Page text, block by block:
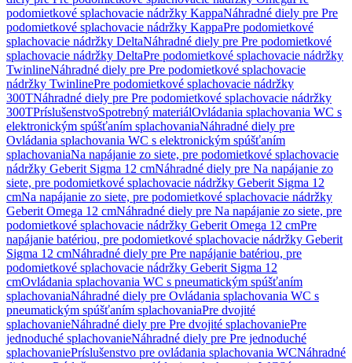
podomietkové splachovacie nádržky KappaNáhradné diely pre Pre
podomietkové splachovacie nádržky KappaPre podomietkové
splachovacie nádržky DeltaNáhradné diely pre Pre podomietkové
splachovacie nádržky DeltaPre podomietkové splachovacie nádržky
TwinlineNáhradné diely pre Pre podomietkové splachovacie
nádržky TwinlinePre podomietkové splachovacie nádržky
300TNáhradné diely pre Pre podomietkové splachovacie nádržky
300TPríslušenstvoSpotrebný materiálOvládania splachovania WC s
elektronickým spúšťaním splachovaniaNáhradné diely pre
Ovládania splachovania WC s elektronickým spúšťaním
splachovaniaNa napájanie zo siete, pre podomietkové splachovacie
nádržky Geberit Sigma 12 cmNáhradné diely pre Na napájanie zo
siete, pre podomietkové splachovacie nádržky Geberit Sigma 12
cmNa napájanie zo siete, pre podomietkové splachovacie nádržky
Geberit Omega 12 cmNáhradné diely pre Na napájanie zo siete, pre
podomietkové splachovacie nádržky Geberit Omega 12 cmPre
napájanie batériou, pre podomietkové splachovacie nádržky Geberit
Sigma 12 cmNáhradné diely pre Pre napájanie batériou, pre
podomietkové splachovacie nádržky Geberit Sigma 12
cmOvládania splachovania WC s pneumatickým spúšťaním
splachovaniaNáhradné diely pre Ovládania splachovania WC s
pneumatickým spúšťaním splachovaniaPre dvojité
splachovanieNáhradné diely pre Pre dvojité splachovaniePre
jednoduché splachovanieNáhradné diely pre Pre jednoduché
splachovaniePríslušenstvo pre ovládania splachovania WCNáhradné